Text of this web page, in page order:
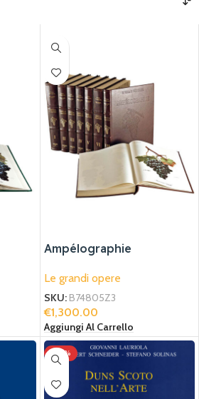
Ampélographie
Le grandi opere
SKU: B74805Z3
€1,300.00
Aggiungi Al Carrello
-20%